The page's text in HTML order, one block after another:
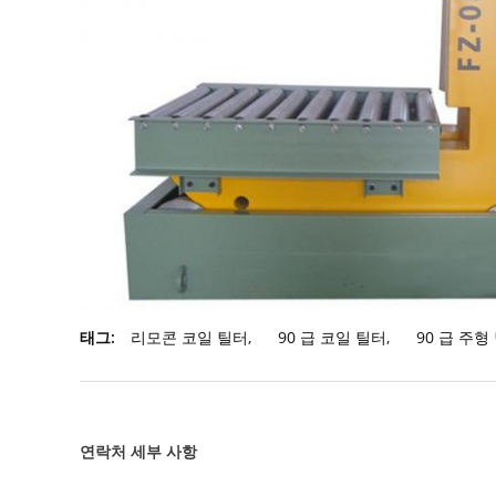
태그: 리모콘 코일 틸터, 90 급 코일 틸터, 90 급 주형
연락처 세부 사항